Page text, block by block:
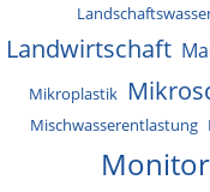
Landwirtschaft
Mikroplastik
Mischwasserentlastung